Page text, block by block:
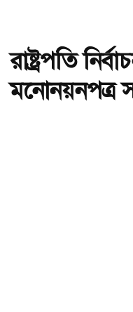
রাষ্ট্রপতি
মনোনয়নপত্র